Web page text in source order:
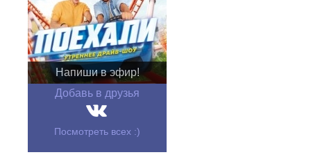
Напиши в эфир!
Добавь в друзья
Посмотреть всех :)